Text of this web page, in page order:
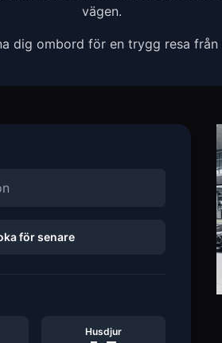
vägen.
dig ombord för en trygg resa från
för senare
Husdjur